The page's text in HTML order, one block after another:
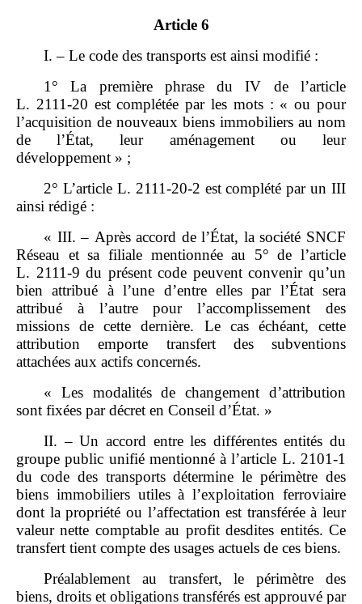
Article 6
I. – Le code des transports est ainsi modifié :
1° La première phrase du IV de l’article
L. 2111‑20 est complétée par les mots : « ou pour
l’acquisition de nouveaux biens immobiliers au nom
de l’État, leur aménagement ou leur
développement » ;
2° L’article L. 2111‑20‑2 est complété par un III
ainsi rédigé :
« III. – Après accord de l’État, la société SNCF
Réseau et sa filiale mentionnée au 5° de l’article
L. 2111‑9 du présent code peuvent convenir qu’un
bien attribué à l’une d’entre elles par l’État sera
attribué à l’autre pour l’accomplissement des
missions de cette dernière. Le cas échéant, cette
attribution emporte transfert des subventions
attachées aux actifs concernés.
« Les modalités de changement d’attribution
sont fixées par décret en Conseil d’État. »
II. – Un accord entre les différentes entités du
groupe public unifié mentionné à l’article L. 2101‑1
du code des transports détermine le périmètre des
biens immobiliers utiles à l’exploitation ferroviaire
dont la propriété ou l’affectation est transférée à leur
valeur nette comptable au profit desdites entités. Ce
transfert tient compte des usages actuels de ces biens.
Préalablement au transfert, le périmètre des
biens, droits et obligations transférés est approuvé par